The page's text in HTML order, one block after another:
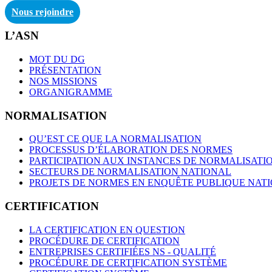
Nous rejoindre
L’ASN
MOT DU DG
PRÉSENTATION
NOS MISSIONS
ORGANIGRAMME
NORMALISATION
QU’EST CE QUE LA NORMALISATION
PROCESSUS D’ÉLABORATION DES NORMES
PARTICIPATION AUX INSTANCES DE
SECTEURS DE NORMALISATION NATIONAL
PROJETS DE NORMES EN ENQUÊTE PUBLIQUE
CERTIFICATION
LA CERTIFICATION EN QUESTION
PROCÉDURE DE CERTIFICATION
ENTREPRISES CERTIFIÉES NS - QUALITÉ
PROCÉDURE DE CERTIFICATION SYSTÈME